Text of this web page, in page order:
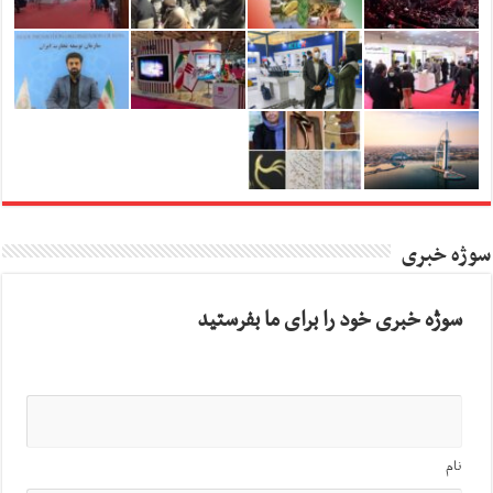
سوژه خبری
سوژه خبری خود را برای ما بفرستید
نام